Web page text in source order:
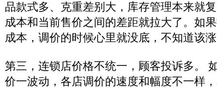
品款式多、克重差别大，库存管理本来就
成本和当前售价之间的差距就拉大了。如
成本，调价的时候心里就没底，不知道该
第三，连锁店价格不统一，顾客投诉多。
价一波动，各店调价的速度和幅度不一样